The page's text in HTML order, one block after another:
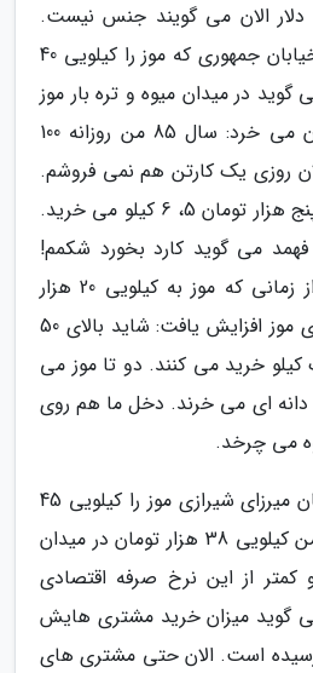
دلار الان می گویند جنس نیست.
میوه فروشی دیگری در خیابان جمهوری که موز را کیلویی 40
در میدان میوه و تره بار موز
را کیلویی 36 هزار تومان می خرد: سال 85 من روزانه 100
روزی یک کارتن هم نمی فروشم.
قبلا مشتری موز کیلویی پنج هزار تومان 5، 6 کیلو می خرید.
می گوید کارد بخورد شکمم!
این فروشنده می گوید از زمانی که موز به کیلویی 20 هزار
تومان رسید خرید دانه ای موز افزایش یافت: شاید بالای 50
خرید می کنند. دو تا موز می
گرم. عملا دانه ای می خرند. دخل ما هم روی
می چرخد.
فروشنده دیگری در خیابان میرزای شیرازی موز را کیلویی 45
هزار تومان می فروشد: من کیلویی 38 هزار تومان در میدان
کمتر از این نرخ صرفه اقتصادی
گوید میزان خرید مشتری هایش
رسیده است. الان حتی مشتری های